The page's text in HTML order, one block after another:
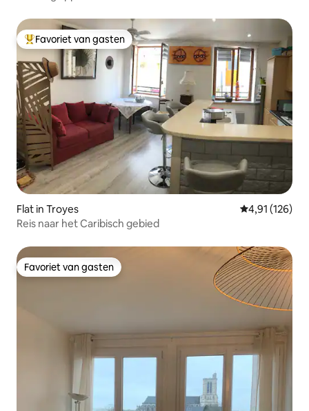
Topfavoriet van gasten
Favoriet van gasten
Flat in Troyes Gemiddelde
4,91 (126)
Reis naar het Caribisch gebied
Favoriet van gasten
Favoriet van gasten